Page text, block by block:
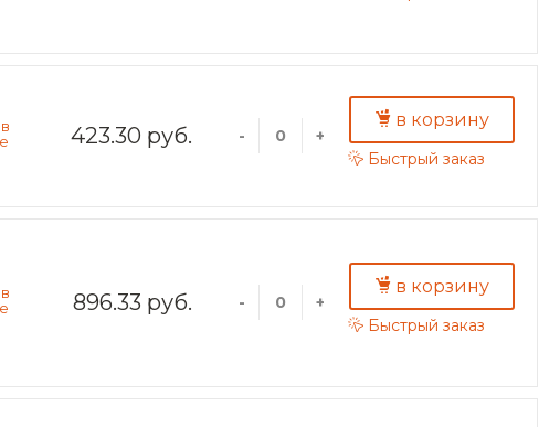
423.30 руб. - +
в корзину
Быстрый заказ
896.33 руб. - +
в корзину
Быстрый заказ